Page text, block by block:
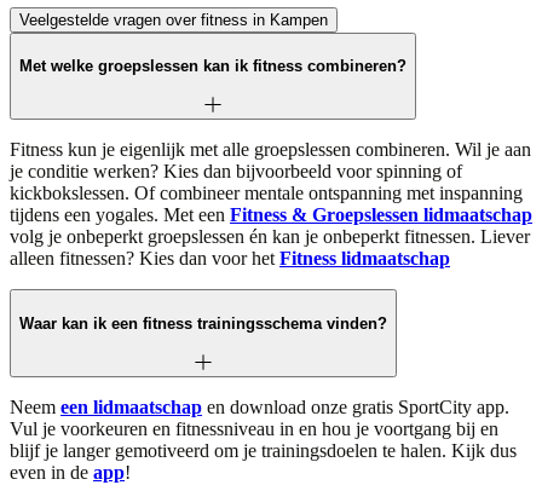
Veelgestelde vragen over fitness in Kampen
Met welke groepslessen kan ik fitness combineren?
Fitness kun je eigenlijk met alle groepslessen combineren. Wil je aan
je conditie werken? Kies dan bijvoorbeeld voor spinning of
kickbokslessen. Of combineer mentale ontspanning met inspanning
tijdens een yogales. Met een Fitness & Groepslessen lidmaatschap
volg je onbeperkt groepslessen én kan je onbeperkt fitnessen. Liever
alleen fitnessen? Kies dan voor het Fitness lidmaatschap
Waar kan ik een fitness trainingsschema vinden?
Neem een lidmaatschap en download onze gratis SportCity app.
Vul je voorkeuren en fitnessniveau in en hou je voortgang bij en
blijf je langer gemotiveerd om je trainingsdoelen te halen. Kijk dus
even in de app!